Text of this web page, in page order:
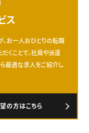
ス
、お一人おひとりの転職
くことで、社員や派遣
最適な求人をご紹介し
の方はこちら